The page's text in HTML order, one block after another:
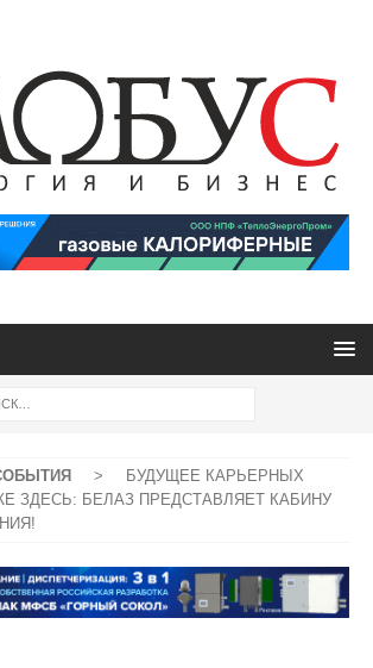
>
БУДУЩЕЕ КАРЬЕРНЫХ
ЗДЕСЬ: БЕЛАЗ ПРЕДСТАВЛЯЕТ КАБИНУ